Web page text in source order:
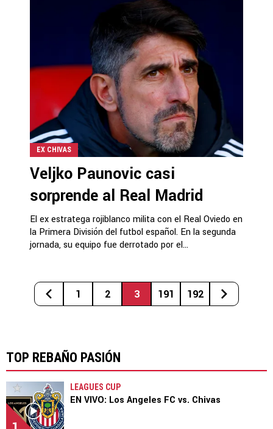
EX CHIVAS
Veljko Paunovic casi
sorprende al Real Madrid
El ex estratega rojiblanco milita con el Real Oviedo en
la Primera División del futbol español. En la segunda
jornada, su equipo fue derrotado por el...
1 2 3 191 192
TOP REBAÑO PASIÓN
LEAGUES CUP
EN VIVO: Los Angeles FC vs. Chivas